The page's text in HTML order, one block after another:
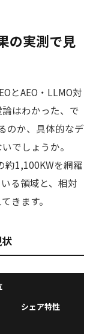
の実測で見
とAEO・LLMO対
はわかった、で
のか、具体的なデ
でしょうか。
約1,100KWを網羅
る領域と、相対
きます。
シェア特性